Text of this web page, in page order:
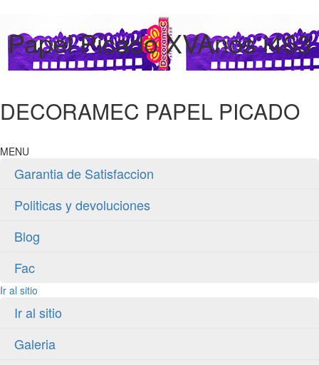
Papel Picado XVAnos i463
DECORAMEC PAPEL PICADO
MENU
Garantia de Satisfaccion
Politicas y devoluciones
Blog
Fac
Ir al sitio
Ir al sitio
Galeria